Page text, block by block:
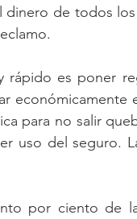
dinero de todos
es poner
económicamente
para no salir
uso del seguro.
por ciento de